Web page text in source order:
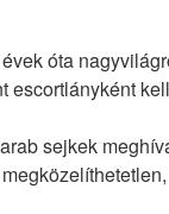
óta
escortlányként
sejkek